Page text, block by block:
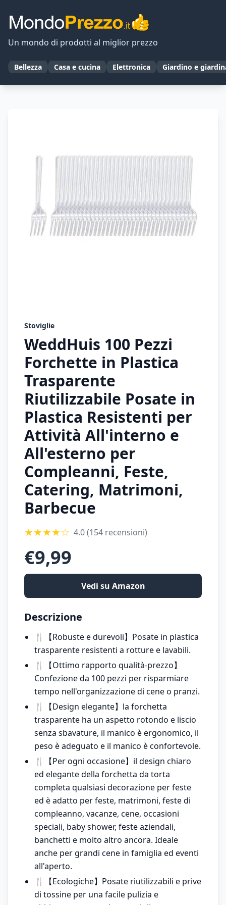
Un mondo di prodotti al miglior prezzo
Bellezza Casa e cucina Elettronica Giardino e
Stoviglie
WeddHuis 100 Pezzi
Forchette in Plastica
Trasparente
Riutilizzabile Posate in
Plastica Resistenti per
Attività All'interno e
All'esterno per
Compleanni, Feste,
Catering, Matrimoni,
Barbecue
★★★★☆ 4.0(154 recensioni)
€9,99
Vedi su Amazon
Descrizione
🍴【Robuste e durevoli】Posate in plastica
trasparente resistenti a rotture e lavabili.
🍴【Ottimo rapporto qualità-prezzo】
Confezione da 100 pezzi per risparmiare
tempo nell'organizzazione di cene o pranzi.
🍴【Design elegante】la forchetta
trasparente ha un aspetto rotondo e liscio
senza sbavature, il manico è ergonomico, il
peso è adeguato e il manico è confortevole.
🍴【Per ogni occasione】il design chiaro
ed elegante della forchetta da torta
completa qualsiasi decorazione per feste
ed è adatto per feste, matrimoni, feste di
compleanno, vacanze, cene, occasioni
speciali, baby shower, feste aziendali,
banchetti e molto altro ancora. Ideale
anche per grandi cene in famiglia ed eventi
all'aperto.
🍴【Ecologiche】Posate riutilizzabili e prive
di tossine per una facile pulizia e